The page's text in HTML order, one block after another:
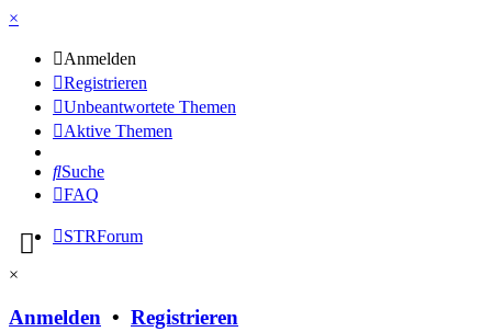
×
Anmelden
Registrieren
Unbeantwortete Themen
Aktive Themen
Suche
FAQ
STRForum
×
Anmelden • Registrieren